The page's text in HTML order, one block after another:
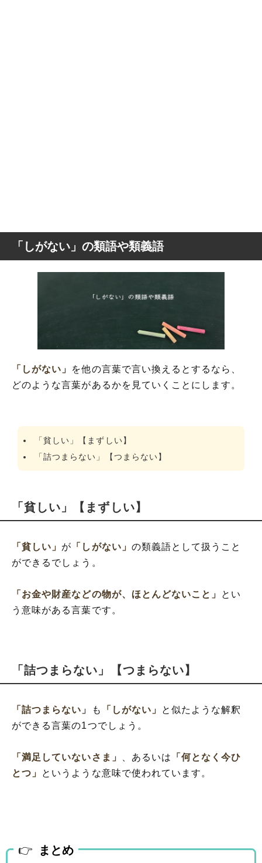
「しがない」の類語や類義語
「しがない」 を他の言葉で言い換えるとするなら、
どのような言葉があるかを見ていくことにします。
「貧しい」【まずしい】
「詰つまらない」【つまらない】
「貧しい」【まずしい】
「貧しい」 が 「しがない」 の類義語として扱うこと
ができるでしょう。
「お金や財産などの物が、ほとんどないこと」 とい
う意味がある言葉です。
「詰つまらない」【つまらない】
「詰つまらない」 も 「しがない」
と似たような解釈
ができる言葉の1つでしょう。
「満足していないさま」 、あるいは
「何となく今ひ
とつ」
というような意味で使われています。
まとめ